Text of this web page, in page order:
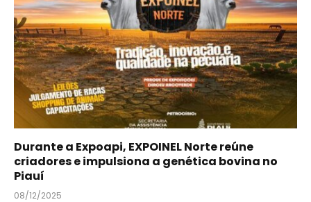
Durante a Expoapi, EXPOINEL Norte reúne
criadores e impulsiona a genética bovina no
Piauí
08/12/2025